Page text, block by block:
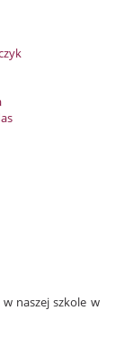
naszej szkole w